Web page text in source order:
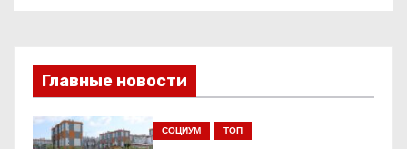
г
Главные новости
СОЦИУМ ТОП